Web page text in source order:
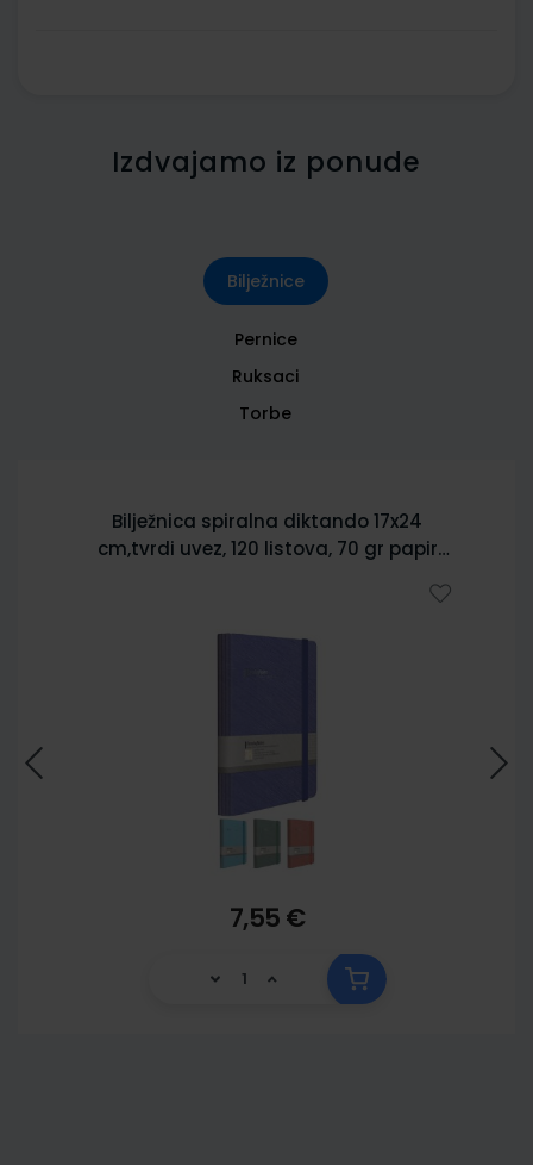
Izdvajamo iz ponude
Bilježnice
Pernice
Ruksaci
Torbe
Bilježnica spiralna diktando 17x24
cm,tvrdi uvez, 120 listova, 70 gr papir
7,55 €